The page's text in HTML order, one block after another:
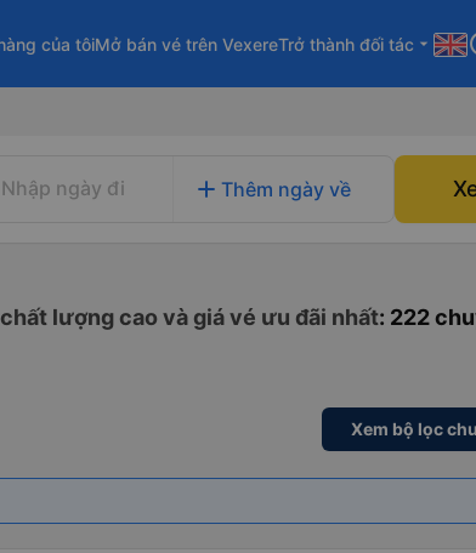
của tôiMở bán vé trên VexereTrở thành đối tác arrow_drop_down
Nhập ngày đi add Thêm ngày về
lượng cao và giá vé ưu đãi nhất: 222
Xem bộ lọc